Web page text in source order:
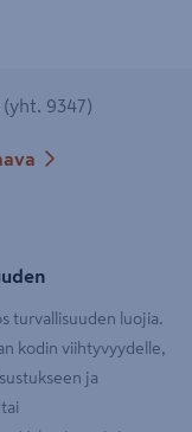
9347)
turvallisuuden luojia.
kodin viihtyvyydelle,
ja